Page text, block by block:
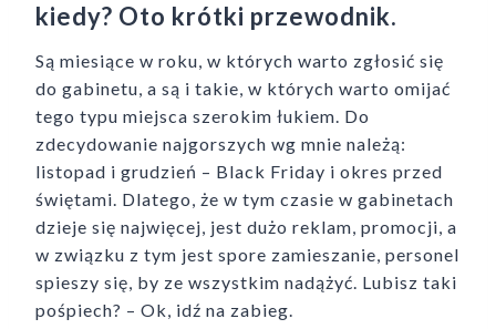
kiedy? Oto krótki przewodnik.
Są miesiące w roku, w których warto zgłosić się
do gabinetu, a są i takie, w których warto omijać
tego typu miejsca szerokim łukiem. Do
zdecydowanie najgorszych wg mnie należą:
listopad i grudzień – Black Friday i okres przed
świętami. Dlatego, że w tym czasie w gabinetach
dzieje się najwięcej, jest dużo reklam, promocji, a
w związku z tym jest spore zamieszanie, personel
spieszy się, by ze wszystkim nadążyć. Lubisz taki
pośpiech? – Ok, idź na zabieg.